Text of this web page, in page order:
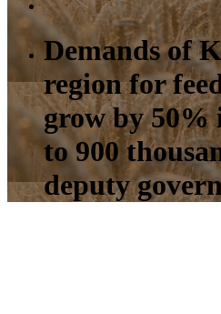
Demands of
region for
grow by 50%
to 900
deputy